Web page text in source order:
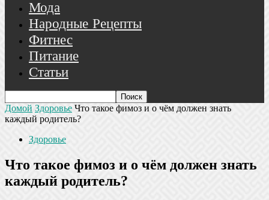
Мода
Народные Рецепты
Фитнес
Питание
Статьи
Домой Здоровье Что такое фимоз и о чём должен знать
каждый родитель?
Здоровье
Что такое фимоз и о чём должен знать
каждый родитель?